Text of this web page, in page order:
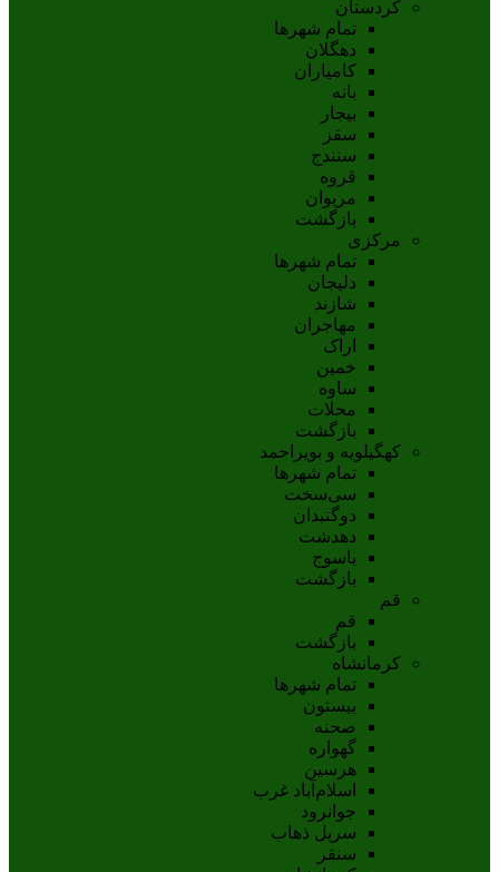
کردستان
تمام شهر‌ها
دهگلان
کامیاران
بانه
بيجار
سقز
سنندج
قروه
مريوان
بازگشت
مرکزی
تمام شهر‌ها
دلیجان
شازند
مهاجران
اراک
خمين
ساوه
محلات
بازگشت
کهگیلویه و بویراحمد
تمام شهر‌ها
سی‌سخت
دوگنبدان
دهدشت
ياسوج
بازگشت
قم
قم
بازگشت
کرمانشاه
تمام شهر‌ها
بیستون
صحنه
گهواره
هرسین
اسلام‌‌آباد غرب
جوانرود
سرپل ذهاب
سنقر